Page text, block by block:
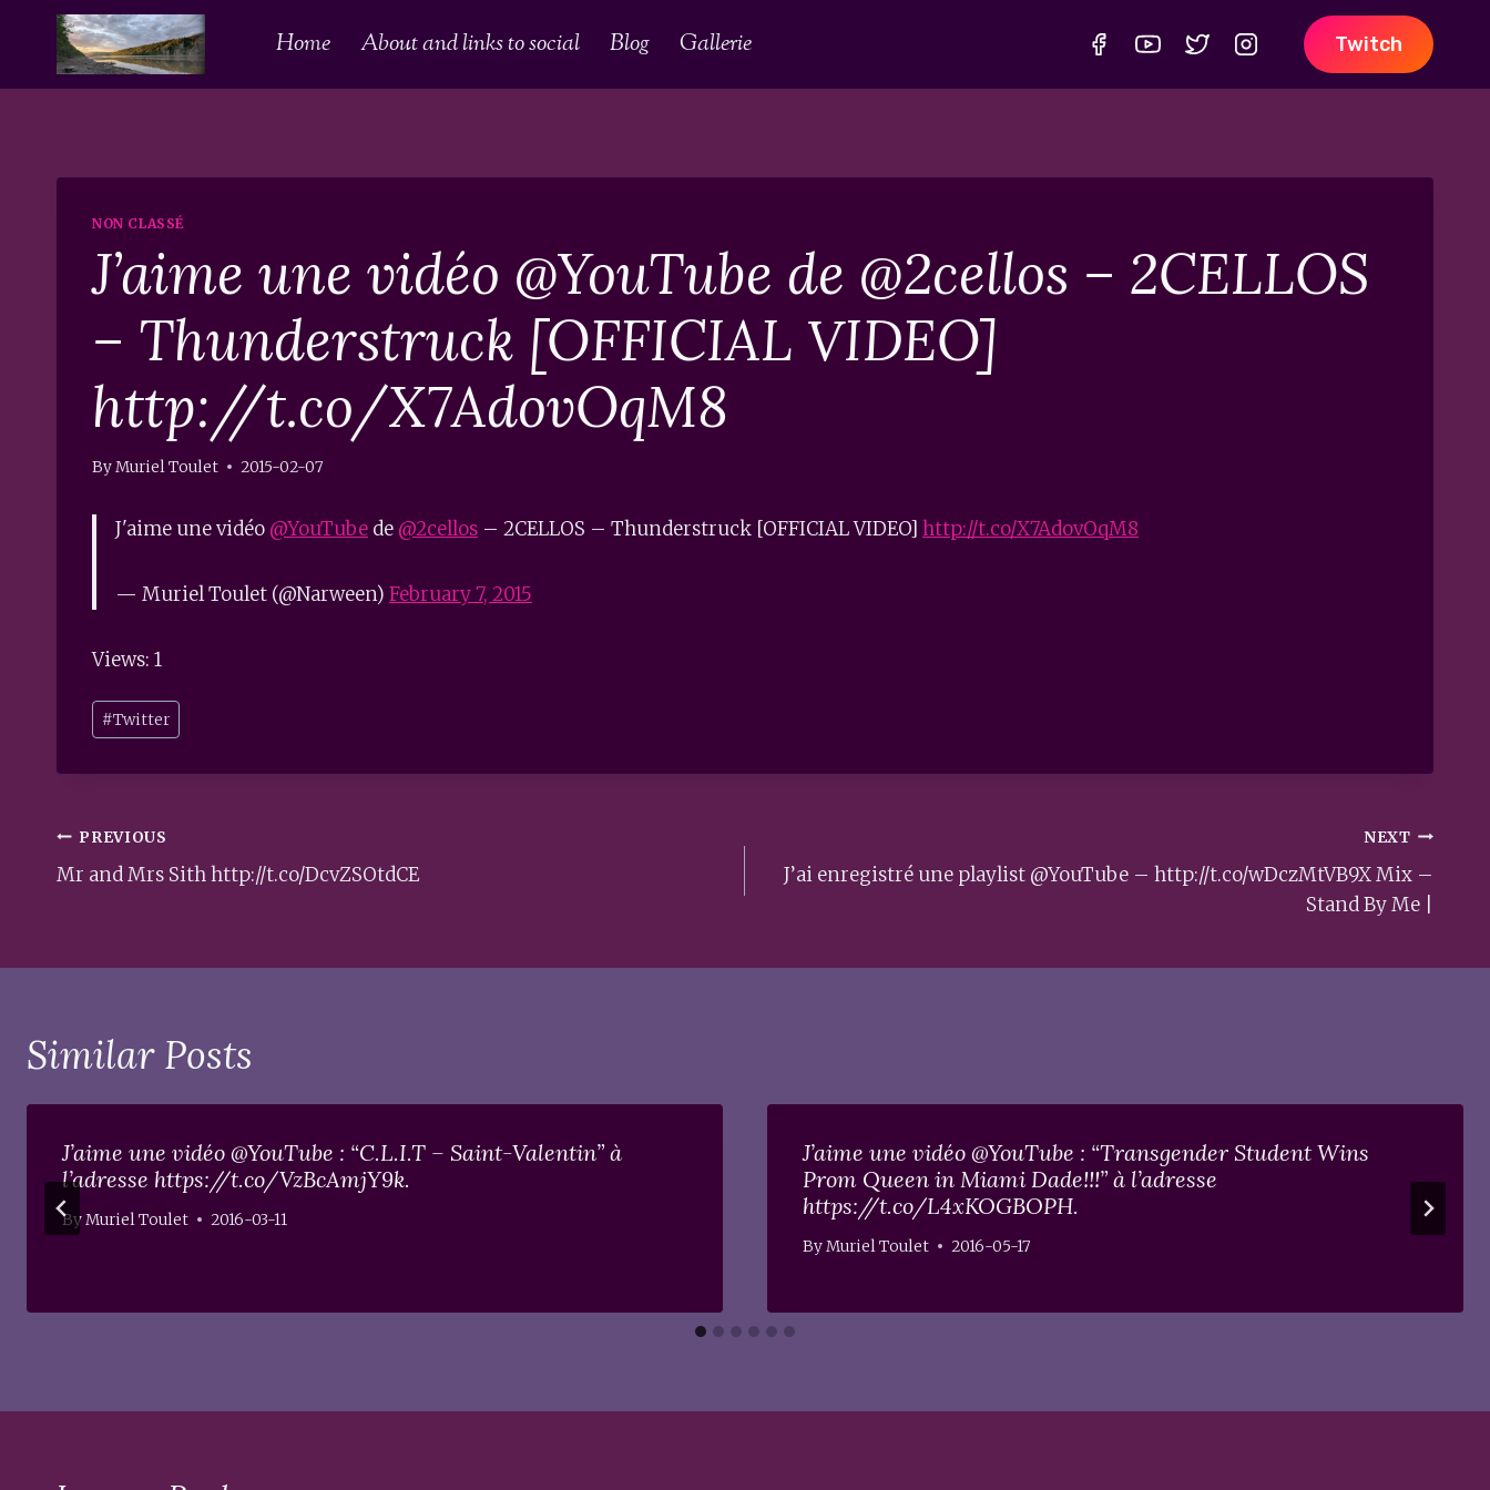
content
Home About and links to social Blog Gallerie Twitch
NON CLASSÉ
J’aime une vidéo @YouTube de @2cellos – 2CELLOS
– Thunderstruck [OFFICIAL VIDEO]
http://t.co/X7AdovOqM8
ByMuriel Toulet 2015-02-07
J'aime une vidéo @YouTube de @2cellos – 2CELLOS – Thunderstruck [OFFICIAL VIDEO] http://t.co/X7AdovOqM8
— Muriel Toulet (@Narween) February 7, 2015
Views: 1
Post
Tags:
#Twitter
Post
navigation
PREVIOUS
Mr and Mrs Sith http://t.co/DcvZSOtdCE
NEXT
J’ai enregistré une playlist @YouTube – http://t.co/wDczMtVB9X Mix –
Stand By Me |
Similar Posts
J’aime une vidéo @YouTube : “C.L.I.T – Saint-Valentin” à
l’adresse https://t.co/VzBcAmjY9k.
ByMuriel Toulet 2016-03-11
J’aime une vidéo @YouTube : “Transgender Student Wins
Prom Queen in Miami Dade!!!” à l’adresse
https://t.co/L4xKOGBOPH.
ByMuriel Toulet 2016-05-17